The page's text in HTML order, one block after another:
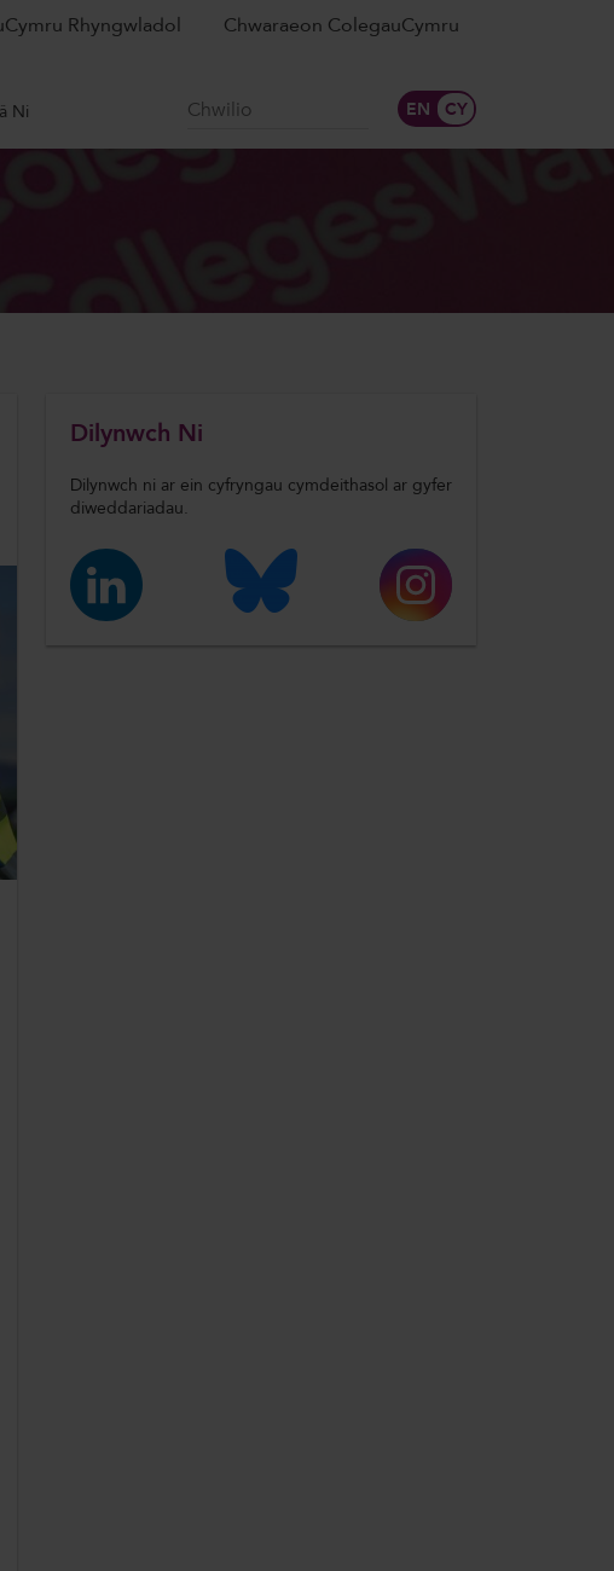
Rhyngwladol Chwaraeon ColegauCymru
Ni Chwilio
Dilynwch Ni
Dilynwch ni ar ein cyfryngau cymdeithasol ar gyfer
diweddariadau.